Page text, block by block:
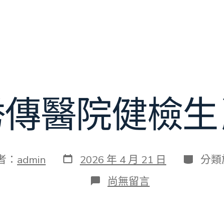
醫院健檢
： admin 發
表
2026 年 4 月 21 日 分
類
分
在
〈逐
尚無留言